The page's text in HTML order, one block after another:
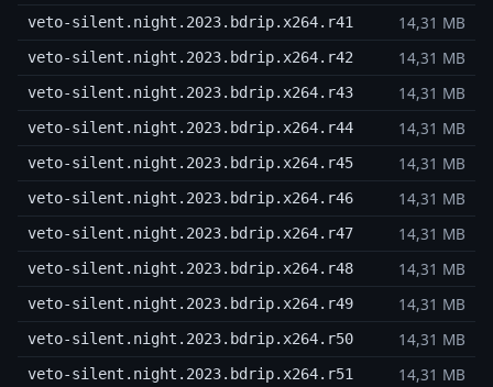
veto-silent.night.2023.bdrip.x264.r41 14,31 MB
veto-silent.night.2023.bdrip.x264.r42 14,31 MB
veto-silent.night.2023.bdrip.x264.r43 14,31 MB
veto-silent.night.2023.bdrip.x264.r44 14,31 MB
veto-silent.night.2023.bdrip.x264.r45 14,31 MB
veto-silent.night.2023.bdrip.x264.r46 14,31 MB
veto-silent.night.2023.bdrip.x264.r47 14,31 MB
veto-silent.night.2023.bdrip.x264.r48 14,31 MB
veto-silent.night.2023.bdrip.x264.r49 14,31 MB
veto-silent.night.2023.bdrip.x264.r50 14,31 MB
veto-silent.night.2023.bdrip.x264.r51 14,31 MB